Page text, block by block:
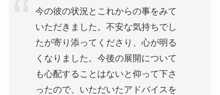
今の彼の状況とこれからの事をみて
いただきました。不安な気持ちでし
たが寄り添ってくださり、心が明る
くなりました。今後の展開について
も心配することはないと仰って下さ
ったので、いただいたアドバイスを